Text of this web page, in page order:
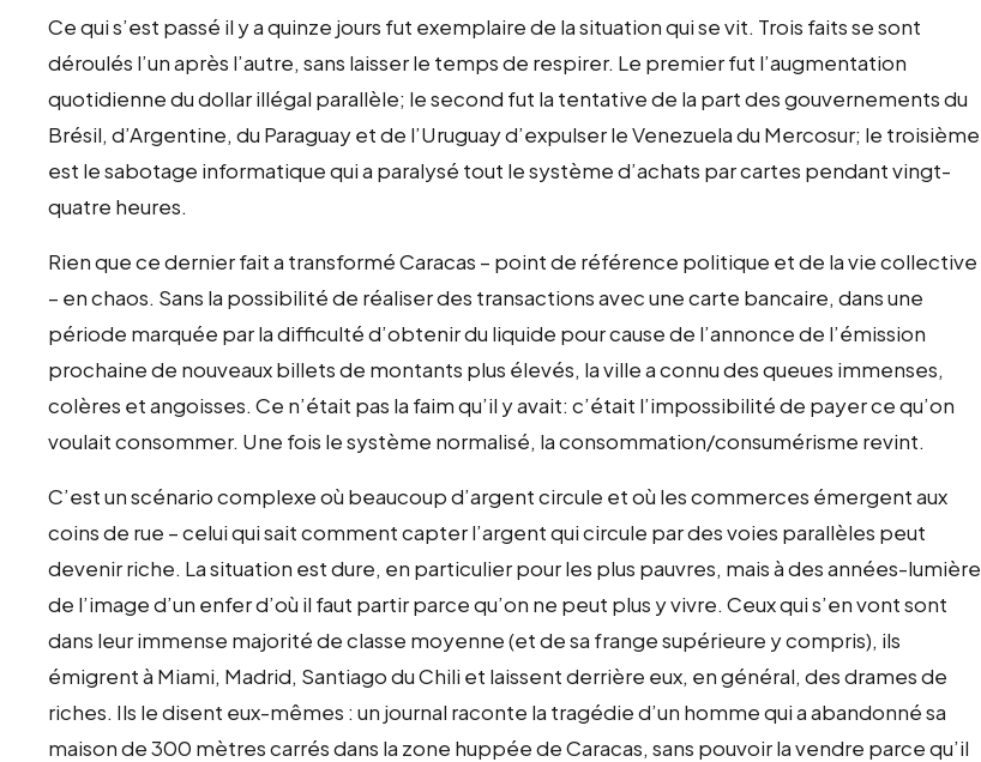
Ce qui s’est passé il y a quinze jours fut exemplaire de la situation qui se vit. Trois faits se sont
déroulés l’un après l’autre, sans laisser le temps de respirer. Le premier fut l’augmentation
quotidienne du dollar illégal parallèle; le second fut la tentative de la part des gouvernements du
Brésil, d’Argentine, du Paraguay et de l’Uruguay d’expulser le Venezuela du Mercosur; le troisième
est le sabotage informatique qui a paralysé tout le système d’achats par cartes pendant vingt-
quatre heures.
Rien que ce dernier fait a transformé Caracas – point de référence politique et de la vie collective
– en chaos. Sans la possibilité de réaliser des transactions avec une carte bancaire, dans une
période marquée par la difficulté d’obtenir du liquide pour cause de l’annonce de l’émission
prochaine de nouveaux billets de montants plus élevés, la ville a connu des queues immenses,
colères et angoisses. Ce n’était pas la faim qu’il y avait: c’était l’impossibilité de payer ce qu’on
voulait consommer. Une fois le système normalisé, la consommation/consumérisme revint.
C’est un scénario complexe où beaucoup d’argent circule et où les commerces émergent aux
coins de rue – celui qui sait comment capter l’argent qui circule par des voies parallèles peut
devenir riche. La situation est dure, en particulier pour les plus pauvres, mais à des années-lumière
de l’image d’un enfer d’où il faut partir parce qu’on ne peut plus y vivre. Ceux qui s’en vont sont
dans leur immense majorité de classe moyenne (et de sa frange supérieure y compris), ils
émigrent à Miami, Madrid, Santiago du Chili et laissent derrière eux, en général, des drames de
riches. Ils le disent eux-mêmes : un journal raconte la tragédie d’un homme qui a abandonné sa
maison de 300 mètres carrés dans la zone huppée de Caracas, sans pouvoir la vendre parce qu’il